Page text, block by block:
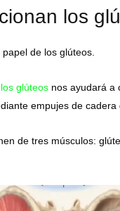
los
de los glúteos.
glúteos nos ayudará a
empujes de cadera
de tres músculos: